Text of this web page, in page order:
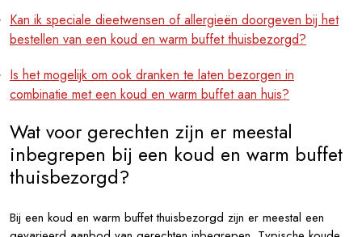
Kan ik speciale dieetwensen of allergieën doorgeven bij het
bestellen van een koud en warm buffet thuisbezorgd?
Is het mogelijk om ook dranken te laten bezorgen in
combinatie met een koud en warm buffet aan huis?
Wat voor gerechten zijn er meestal
inbegrepen bij een koud en warm buffet
thuisbezorgd?
Bij een koud en warm buffet thuisbezorgd zijn er meestal een